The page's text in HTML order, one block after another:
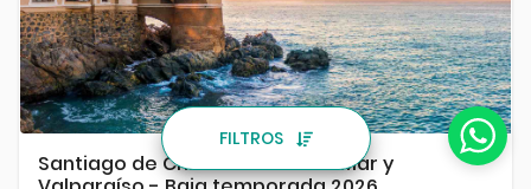
Santiago de Chile con Viña del Mar y
FILTROS